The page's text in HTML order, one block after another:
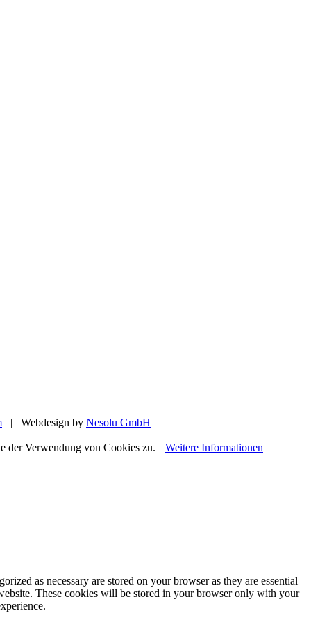
| Webdesign by Nesolu GmbH
der Verwendung von Cookies zu.
Weitere Informationen
as necessary are stored on your browser as they are essential
These cookies will be stored in your browser only with your